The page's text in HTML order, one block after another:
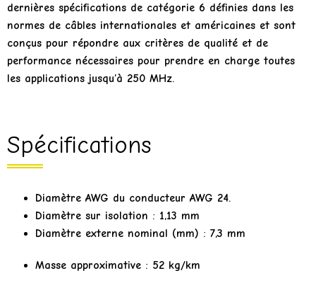
dernières spécifications de catégorie 6 définies dans les
normes de câbles internationales et américaines et sont
conçus pour répondre aux critères de qualité et de
performance nécessaires pour prendre en charge toutes
les applications jusqu’à 250 MHz.
Spécifications
Diamètre AWG du conducteur AWG 24.
Diamètre sur isolation : 1,13 mm
Diamètre externe nominal (mm) : 7,3 mm
Masse approximative : 52 kg/km